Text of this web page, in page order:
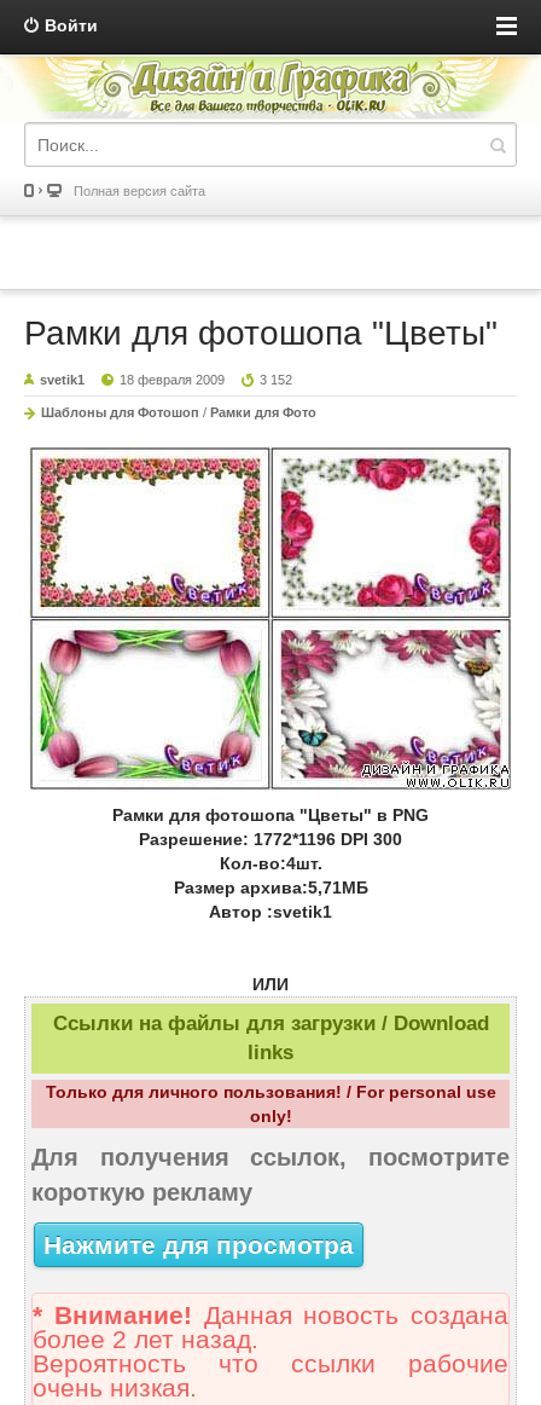
Войти
Полная версия сайта
Рамки для фотошопа "Цветы"
svetik1 18 февраля 2009 3 152
Шаблоны для Фотошоп / Рамки для Фото
Рамки для фотошопа "Цветы" в PNG
Разрешение: 1772*1196 DPI 300
Кол-во:4шт.
Размер архива:5,71МБ
Автор :svetik1
ИЛИ
Ссылки на файлы для загрузки / Download
links
Только для личного пользования! / For personal use
only!
Для получения ссылок, посмотрите
короткую рекламу
Нажмите для просмотра
* Внимание! Данная новость создана
более 2 лет назад.
Вероятность что ссылки рабочие
очень низкая.